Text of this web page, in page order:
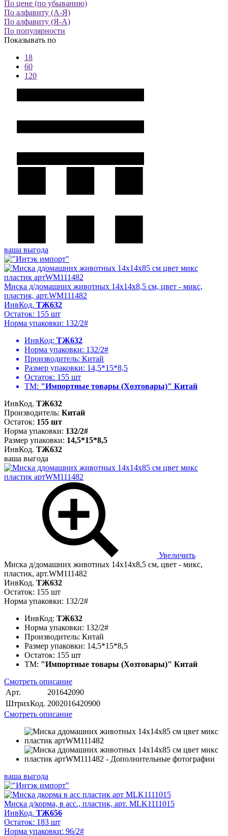
По цене (по убыванию)
По алфавиту (А-Я)
По алфавиту (Я-А)
По популярности
Показывать по
18
60
120
ваша выгода
Миска д/домашних животных 14x14x8,5 см, цвет - микс,
пластик, арт.WM111482
ИнвКод. ТЖ632
Остаток: 155 шт
Норма упаковки: 132/2#
ИнвКод: ТЖ632
Норма упаковки: 132/2#
Производитель: Китай
Размер упаковки: 14,5*15*8,5
Остаток: 155 шт
ТМ: "Импортные товары (Хозтовары)" Китай
ИнвКод. ТЖ632
Производитель: Китай
Остаток: 155 шт
Норма упаковки: 132/2#
Размер упаковки: 14,5*15*8,5
ИнвКод. ТЖ632
ваша выгода
Увеличить
Миска д/домашних животных 14x14x8,5 см, цвет - микс,
пластик, арт.WM111482
ИнвКод. ТЖ632
Остаток: 155 шт
Норма упаковки: 132/2#
ИнвКод: ТЖ632
Норма упаковки: 132/2#
Производитель: Китай
Размер упаковки: 14,5*15*8,5
Остаток: 155 шт
ТМ: "Импортные товары (Хозтовары)" Китай
Смотреть описание
Арт.
201642090
ШтрихКод. 2002016420900
Смотреть описание
ваша выгода
Миска д/корма, в асс., пластик, арт. MLK1111015
ИнвКод. ТЖ656
Остаток: 183 шт
Норма упаковки: 96/2#